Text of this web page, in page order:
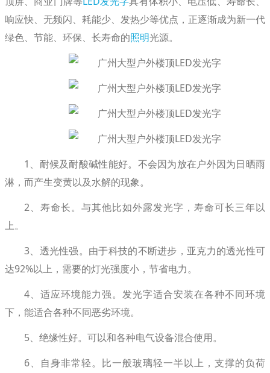
响应快、无频闪、耗能少、发热少等优点，正逐渐成为新一代
绿色、节能、环保、长寿命的照明光源。
1、耐候及耐酸碱性能好。不会因为放在户外因为日晒雨
淋，而产生变黄以及水解的现象。
2、寿命长。与其他比如外露发光字，寿命可长三年以
上。
3、透光性强。由于科技的不断进步，亚克力的透光性可
达92%以上，需要的灯光强度小，节省电力。
4、适应环境能力强。发光字适合安装在各种不同环境
下，能适合各种不同恶劣环境。
5、绝缘性好。可以和各种电气设备混合使用。
6、自身非常轻。比一般玻璃轻一半以上，支撑的负荷